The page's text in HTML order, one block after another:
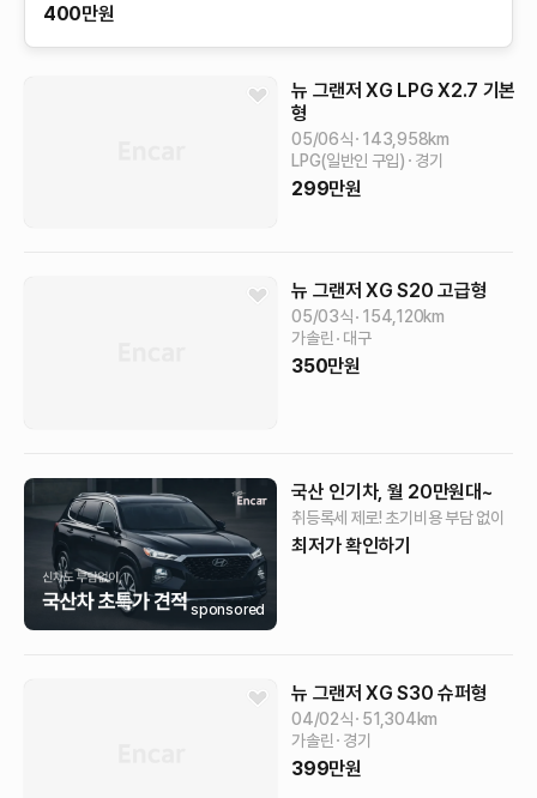
400만원
뉴 그랜저 XG LPG X2.7 기본
형
05/06식 143,958km
LPG(일반인 구입)
경기
299만원
뉴 그랜저 XG S20 고급형
05/03식 154,120km
가솔린
대구
350만원
sponsored
국산 인기차, 월 20만원대~
취등록세 제로! 초기비용 부담 없이
최저가 확인하기
뉴 그랜저 XG S30 슈퍼형
04/02식 51,304km
가솔린
경기
399만원